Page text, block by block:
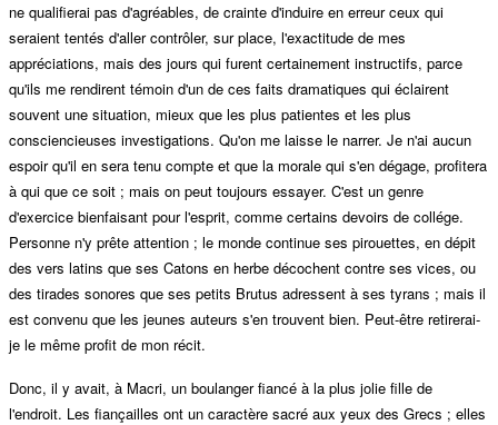
ne qualifierai pas d'agréables, de crainte d'induire en erreur ceux qui
seraient tentés d'aller contrôler, sur place, l'exactitude de mes
appréciations, mais des jours qui furent certainement instructifs, parce
qu'ils me rendirent témoin d'un de ces faits dramatiques qui éclairent
souvent une situation, mieux que les plus patientes et les plus
consciencieuses investigations. Qu'on me laisse le narrer. Je n'ai aucun
espoir qu'il en sera tenu compte et que la morale qui s'en dégage, profitera
à qui que ce soit ; mais on peut toujours essayer. C'est un genre
d'exercice bienfaisant pour l'esprit, comme certains devoirs de collége.
Personne n'y prête attention ; le monde continue ses pirouettes, en dépit
des vers latins que ses Catons en herbe décochent contre ses vices, ou
des tirades sonores que ses petits Brutus adressent à ses tyrans ; mais il
est convenu que les jeunes auteurs s'en trouvent bien. Peut-être retirerai-
je le même profit de mon récit.
Donc, il y avait, à Macri, un boulanger fiancé à la plus jolie fille de
l'endroit. Les fiançailles ont un caractère sacré aux yeux des Grecs ; elles